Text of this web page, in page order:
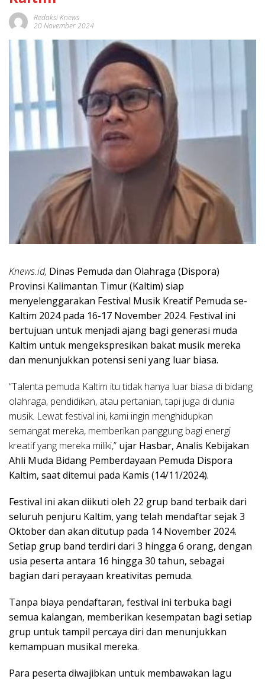
Redaksi Knews
20 November 2024
Knews.id, Dinas Pemuda dan Olahraga (Dispora)
Provinsi Kalimantan Timur (Kaltim) siap
menyelenggarakan Festival Musik Kreatif Pemuda se-
Kaltim 2024 pada 16-17 November 2024. Festival ini
bertujuan untuk menjadi ajang bagi generasi muda
Kaltim untuk mengekspresikan bakat musik mereka
dan menunjukkan potensi seni yang luar biasa.
“Talenta pemuda Kaltim itu tidak hanya luar biasa di bidang
olahraga, pendidikan, atau pertanian, tapi juga di dunia
musik. Lewat festival ini, kami ingin menghidupkan
semangat mereka, memberikan panggung bagi energi
kreatif yang mereka miliki,” ujar Hasbar, Analis Kebijakan
Ahli Muda Bidang Pemberdayaan Pemuda Dispora
Kaltim, saat ditemui pada Kamis (14/11/2024).
Festival ini akan diikuti oleh 22 grup band terbaik dari
seluruh penjuru Kaltim, yang telah mendaftar sejak 3
Oktober dan akan ditutup pada 14 November 2024.
Setiap grup band terdiri dari 3 hingga 6 orang, dengan
usia peserta antara 16 hingga 30 tahun, sebagai
bagian dari perayaan kreativitas pemuda.
Tanpa biaya pendaftaran, festival ini terbuka bagi
semua kalangan, memberikan kesempatan bagi setiap
grup untuk tampil percaya diri dan menunjukkan
kemampuan musikal mereka.
Para peserta diwajibkan untuk membawakan lagu